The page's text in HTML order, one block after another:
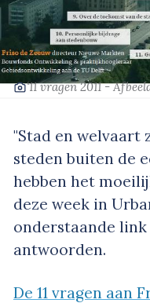
‘11 vragen 2011 -
"Stad en welvaart
steden buiten de
hebben het
deze week in
onderstaande link
antwoorden.
De 11 vragen aan